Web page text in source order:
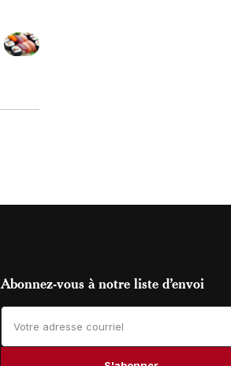
Abonnez-vous à notre liste d’envoi